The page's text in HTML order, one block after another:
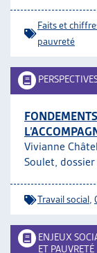
Faits et
pauvreté
Vivianne
Soulet,
Travail social
ENJEUX
ET PAUVRETÉ